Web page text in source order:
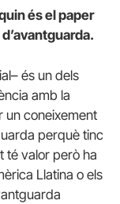
és el paper
és un dels
amb la
un coneixement
perquè tinc
té valor però ha
Llatina o els